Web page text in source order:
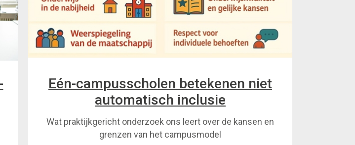
Eén-campusscholen betekenen niet
automatisch inclusie
Wat praktijkgericht onderzoek ons leert over de kansen en
grenzen van het campusmodel